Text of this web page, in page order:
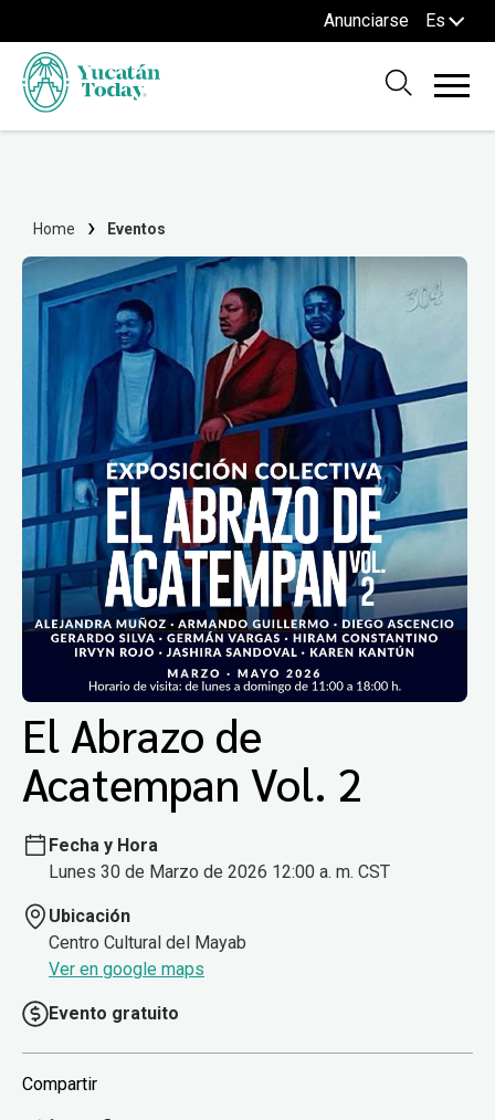
Anunciarse Es
Home Eventos
El Abrazo de
Acatempan Vol. 2
Fecha y Hora
Lunes 30 de Marzo de 2026 12:00 a. m. CST
Ubicación
Centro Cultural del Mayab
Ver en google maps
Evento gratuito
Compartir